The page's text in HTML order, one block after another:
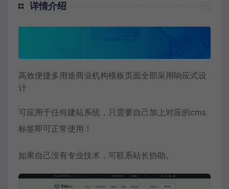
详情介绍
高效便捷多用途商业机构模板页面全部采用响应式设
计
可应用于任何建站系统，只需要自己加上对应的cms
标签即可正常使用！
如果自己没有专业技术，可联系站长协助。